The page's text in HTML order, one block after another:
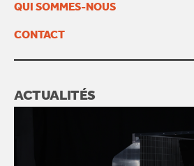
QUI SOMMES-NOUS
CONTACT
ACTUALITÉS